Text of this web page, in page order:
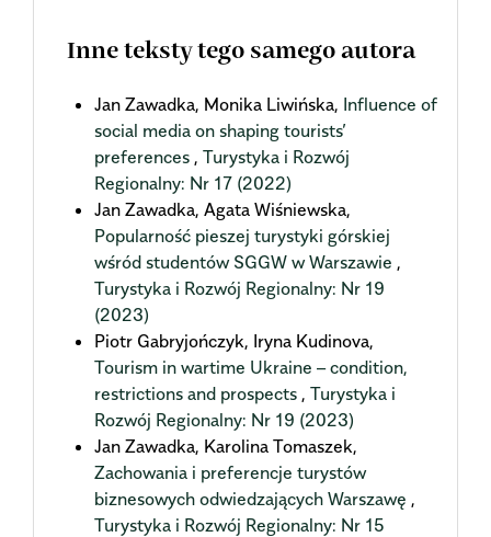
Inne teksty tego samego autora
Jan Zawadka, Monika Liwińska, Influence of
social media on shaping tourists’
preferences , Turystyka i Rozwój
Regionalny: Nr 17 (2022)
Jan Zawadka, Agata Wiśniewska,
Popularność pieszej turystyki górskiej
wśród studentów SGGW w Warszawie ,
Turystyka i Rozwój Regionalny: Nr 19
(2023)
Piotr Gabryjończyk, Iryna Kudinova,
Tourism in wartime Ukraine – condition,
restrictions and prospects , Turystyka i
Rozwój Regionalny: Nr 19 (2023)
Jan Zawadka, Karolina Tomaszek,
Zachowania i preferencje turystów
biznesowych odwiedzających Warszawę ,
Turystyka i Rozwój Regionalny: Nr 15